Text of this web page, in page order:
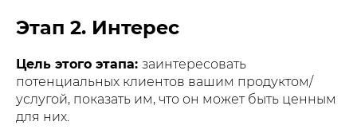
Этап 2. Интерес
Цель этого этапа: заинтересовать
потенциальных клиентов вашим продуктом/
услугой, показать им, что он может быть ценным
для них.